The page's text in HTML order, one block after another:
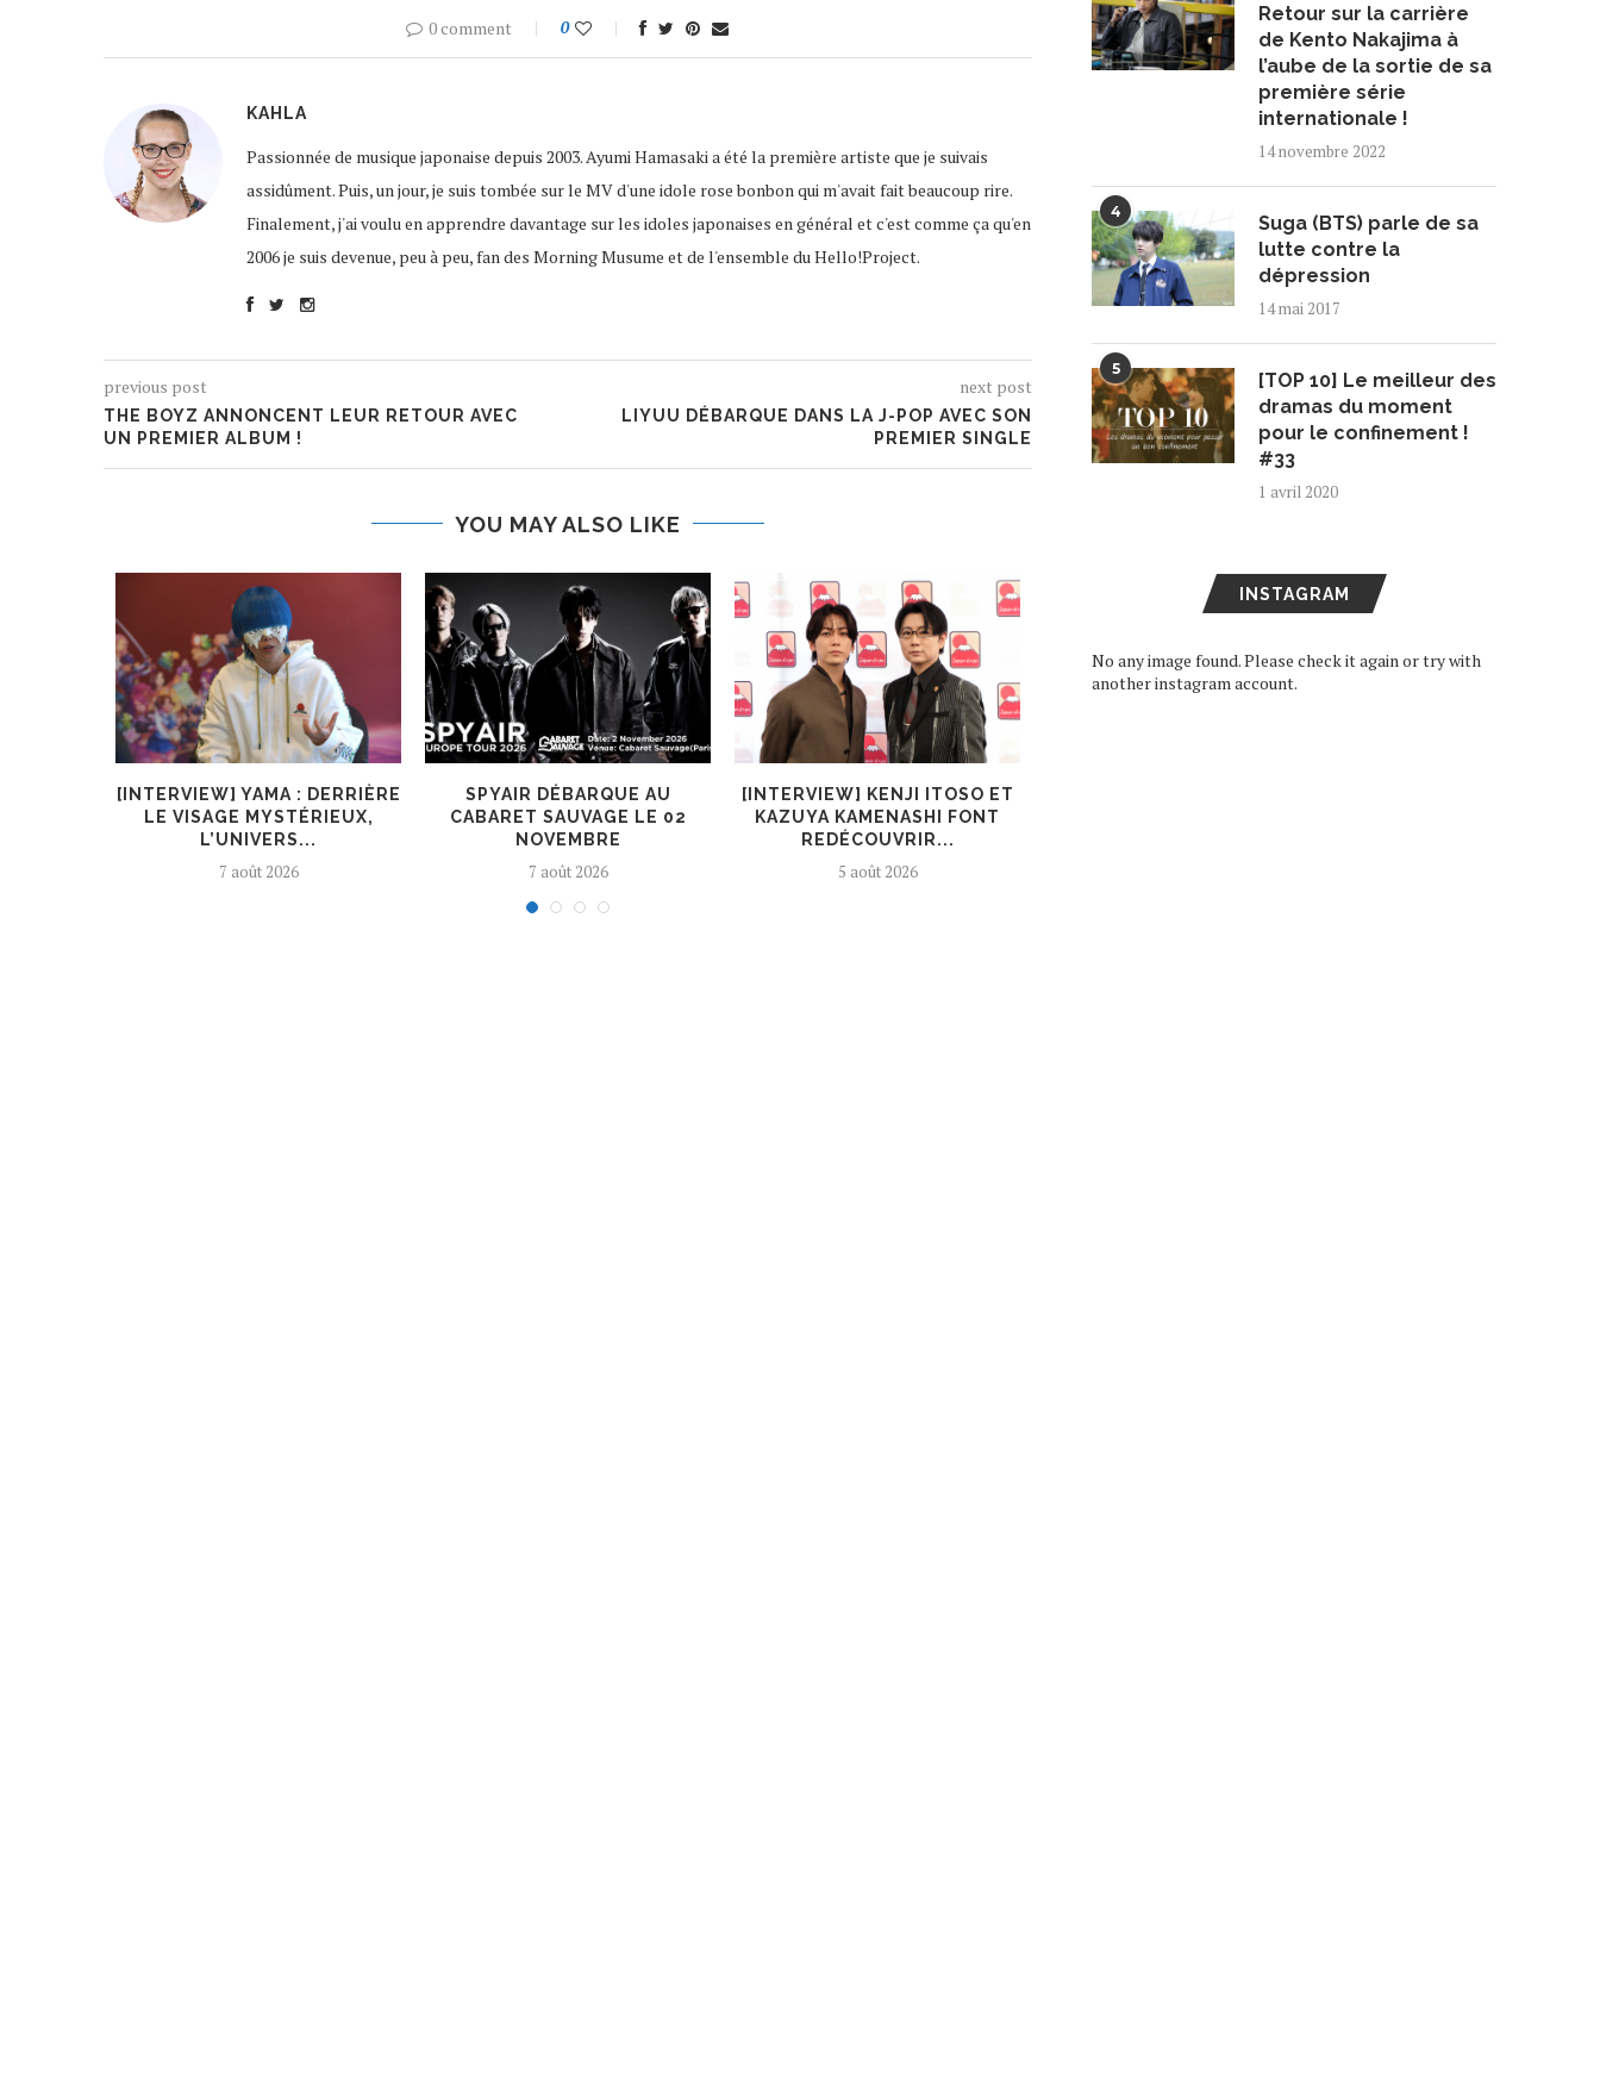
0 comment 0
KAHLA
Passionnée de musique japonaise depuis 2003. Ayumi Hamasaki a été la première artiste que je suivais
assidûment. Puis, un jour, je suis tombée sur le MV d'une idole rose bonbon qui m'avait fait beaucoup rire.
Finalement, j'ai voulu en apprendre davantage sur les idoles japonaises en général et c'est comme ça qu'en
2006 je suis devenue, peu à peu, fan des Morning Musume et de l'ensemble du Hello!Project.
previous post
THE BOYZ ANNONCENT LEUR RETOUR AVEC
UN PREMIER ALBUM !
next post
LIYUU DÉBARQUE DANS LA J-POP AVEC SON
PREMIER SINGLE
YOU MAY ALSO LIKE
[INTERVIEW] YAMA : DERRIÈRE
LE VISAGE MYSTÉRIEUX,
L’UNIVERS...
7 août 2026
SPYAIR DÉBARQUE AU
CABARET SAUVAGE LE 02
NOVEMBRE
7 août 2026
[INTERVIEW] KENJI ITOSO ET
KAZUYA KAMENASHI FONT
REDÉCOUVRIR...
5 août 2026
Retour sur la carrière
de Kento Nakajima à
l’aube de la sortie de sa
première série
internationale !
14 novembre 2022
4
Suga (BTS) parle de sa
lutte contre la
dépression
14 mai 2017
5
[TOP 10] Le meilleur des
dramas du moment
pour le confinement !
#33
1 avril 2020
INSTAGRAM
No any image found. Please check it again or try with
another instagram account.